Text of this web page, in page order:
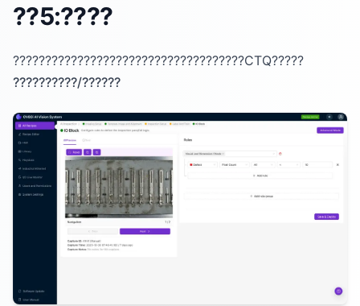
??5:????
????????????????????????????????????CTQ?????
??????????/??????